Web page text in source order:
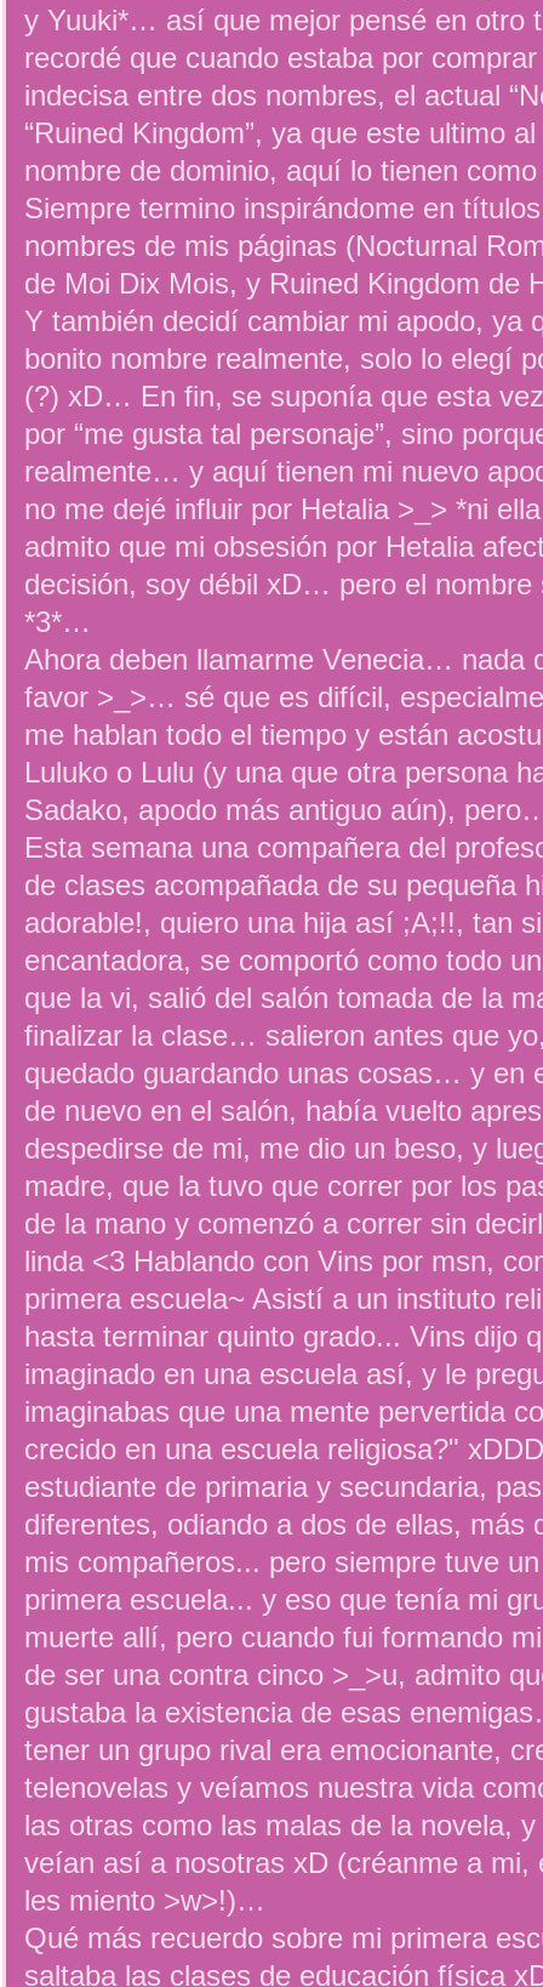
y Yuuki*… así que mejor pensé en otro
recordé que cuando estaba por
indecisa entre dos nombres, el actual
“Ruined Kingdom”, ya que este ultimo
nombre de dominio, aquí lo tienen
Siempre termino inspirándome en
nombres de mis páginas (Nocturnal
de Moi Dix Mois, y Ruined Kingdom de
Y también decidí cambiar mi apodo, ya
bonito nombre realmente, solo lo elegí
(?) xD… En fin, se suponía que esta
por “me gusta tal personaje”, sino
realmente… y aquí tienen mi nuevo
no me dejé influir por Hetalia >_> *ni
admito que mi obsesión por Hetalia
decisión, soy débil xD… pero el nombre
*3*…
Ahora deben llamarme Venecia… nada
favor >_>… sé que es difícil,
me hablan todo el tiempo y están
Luluko o Lulu (y una que otra persona
Sadako, apodo más antiguo aún),
Esta semana una compañera del
de clases acompañada de su pequeña
adorable!, quiero una hija así ;A;!!, tan
encantadora, se comportó como todo
que la vi, salió del salón tomada de la
finalizar la clase… salieron antes que
quedado guardando unas cosas… y en
de nuevo en el salón, había vuelto
despedirse de mi, me dio un beso, y
madre, que la tuvo que correr por los
de la mano y comenzó a correr sin
linda <3 Hablando con Vins por msn,
primera escuela~ Asistí a un instituto
hasta terminar quinto grado... Vins dijo
imaginado en una escuela así, y le
imaginabas que una mente pervertida
crecido en una escuela religiosa?"
estudiante de primaria y secundaria,
diferentes, odiando a dos de ellas, más
mis compañeros... pero siempre tuve
primera escuela... y eso que tenía mi
muerte allí, pero cuando fui formando
de ser una contra cinco >_>u, admito
gustaba la existencia de esas
tener un grupo rival era emocionante,
telenovelas y veíamos nuestra vida
las otras como las malas de la novela,
veían así a nosotras xD (créanme a mi,
les miento >w>!)…
Qué más recuerdo sobre mi primera
saltaba las clases de educación física